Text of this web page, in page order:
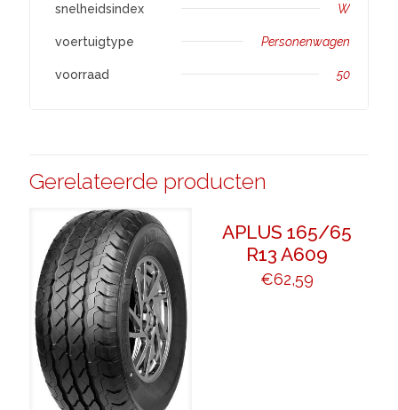
snelheidsindex W
voertuigtype Personenwagen
voorraad 50
Gerelateerde producten
APLUS 165/65
R13 A609
€62,59